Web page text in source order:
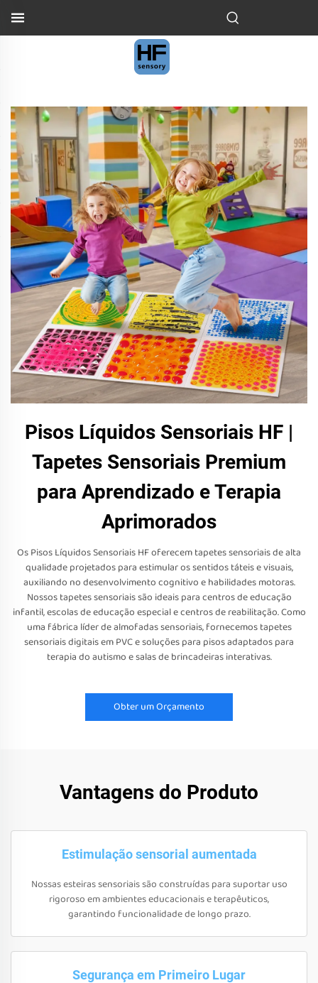
Pisos Líquidos Sensoriais HF |
Tapetes Sensoriais Premium
para Aprendizado e Terapia
Aprimorados
Os Pisos Líquidos Sensoriais HF oferecem tapetes sensoriais de alta
qualidade projetados para estimular os sentidos táteis e visuais,
auxiliando no desenvolvimento cognitivo e habilidades motoras.
Nossos tapetes sensoriais são ideais para centros de educação
infantil, escolas de educação especial e centros de reabilitação. Como
uma fábrica líder de almofadas sensoriais, fornecemos tapetes
sensoriais digitais em PVC e soluções para pisos adaptados para
terapia do autismo e salas de brincadeiras interativas.
Obter um Orçamento
Vantagens do Produto
Estimulação sensorial aumentada
Nossas esteiras sensoriais são construídas para suportar uso
rigoroso em ambientes educacionais e terapêuticos,
garantindo funcionalidade de longo prazo.
Segurança em Primeiro Lugar